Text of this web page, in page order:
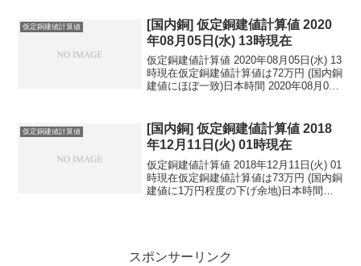
ル：140...
仮定銅建値計算値
[国内銅] 仮定銅建値計算値 2020
年08月05日(水) 13時現在
仮定銅建値計算値 2020年08月05日(水) 13
時現在仮定銅建値計算値は72万円 (国内銅
建値にほぼ一致)日本時間 2020年08月05
円...
仮定銅建値計算値
[国内銅] 仮定銅建値計算値 2018
年12月11日(火) 01時現在
仮定銅建値計算値 2018年12月11日(火) 01
時現在仮定銅建値計算値は73万円 (国内銅
建値に1万円程度の下げ余地)日本時間
スポンサーリンク